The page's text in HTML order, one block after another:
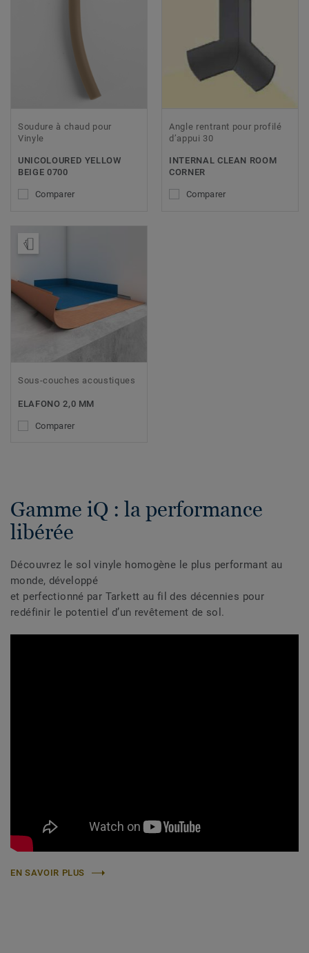
Soudure à chaud pour
Vinyle
UNICOLOURED YELLOW
BEIGE 0700
Comparer
Angle rentrant pour profilé
d’appui 30
INTERNAL CLEAN ROOM
CORNER
Comparer
Sous-couches acoustiques
ELAFONO 2,0 MM
Comparer
Gamme iQ : la performance
libérée
Découvrez le sol vinyle homogène le plus performant au
monde, développé
et perfectionné par Tarkett au fil des décennies pour
redéfinir le potentiel d’un revêtement de sol.
EN SAVOIR PLUS